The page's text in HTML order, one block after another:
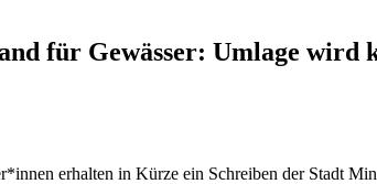
für Gewässer: Umlage wird
erhalten in Kürze ein Schreiben der Stadt